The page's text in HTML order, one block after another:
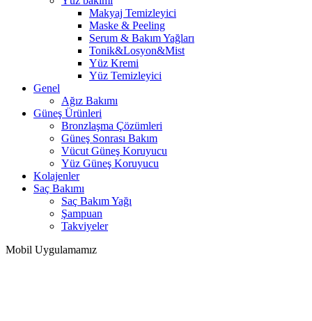
Makyaj Temizleyici
Maske & Peeling
Serum & Bakım Yağları
Tonik&Losyon&Mist
Yüz Kremi
Yüz Temizleyici
Genel
Ağız Bakımı
Güneş Ürünleri
Bronzlaşma Çözümleri
Güneş Sonrası Bakım
Vücut Güneş Koruyucu
Yüz Güneş Koruyucu
Kolajenler
Saç Bakımı
Saç Bakım Yağı
Şampuan
Takviyeler
Mobil Uygulamamız